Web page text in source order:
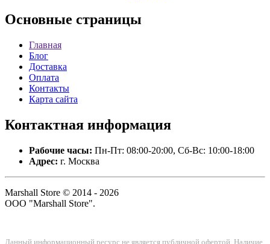
Основные страницы
Главная
Блог
Доставка
Оплата
Контакты
Карта сайта
Контактная информация
Рабочие часы: Пн-Пт: 08:00-20:00, Сб-Вс: 10:00-18:00
Адрес: г. Москва
Marshall Store © 2014 - 2026
ООО "Marshall Store".
Данный информационный ресурс не является публичной офертой. Наличие